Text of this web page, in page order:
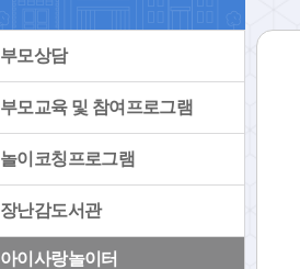
부모상담
부모교육 및 참여프로그램
놀이코칭프로그램
장난감도서관
아이사랑놀이터